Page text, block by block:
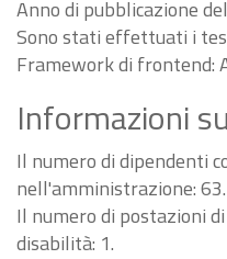
Anno di pubblicazione
Sono stati effettuati i
Framework di frontend:
Informazioni
Il numero di dipendenti
nell'amministrazione: 63.
Il numero di postazioni
disabilità: 1.